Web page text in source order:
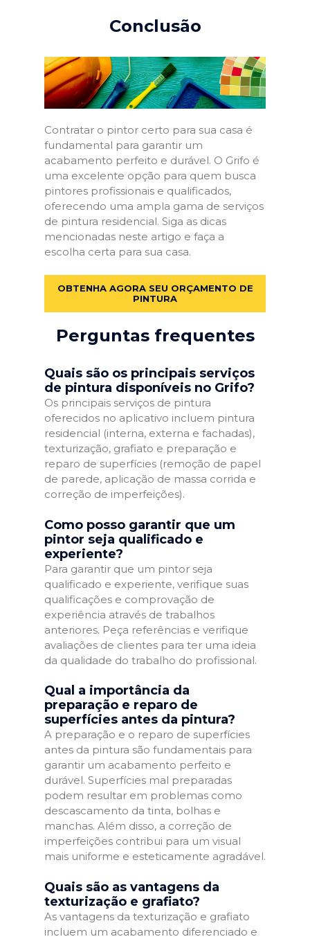
Conclusão
Contratar o pintor certo para sua casa é
fundamental para garantir um
acabamento perfeito e durável. O Grifo é
uma excelente opção para quem busca
pintores profissionais e qualificados,
oferecendo uma ampla gama de serviços
de pintura residencial. Siga as dicas
mencionadas neste artigo e faça a
escolha certa para sua casa.
OBTENHA AGORA SEU ORÇAMENTO DE
PINTURA
Perguntas frequentes
Quais são os principais serviços
de pintura disponíveis no Grifo?
Os principais serviços de pintura
oferecidos no aplicativo incluem pintura
residencial (interna, externa e fachadas),
texturização, grafiato e preparação e
reparo de superfícies (remoção de papel
de parede, aplicação de massa corrida e
correção de imperfeições).
Como posso garantir que um
pintor seja qualificado e
experiente?
Para garantir que um pintor seja
qualificado e experiente, verifique suas
qualificações e comprovação de
experiência através de trabalhos
anteriores. Peça referências e verifique
avaliações de clientes para ter uma ideia
da qualidade do trabalho do profissional.
Qual a importância da
preparação e reparo de
superfícies antes da pintura?
A preparação e o reparo de superfícies
antes da pintura são fundamentais para
garantir um acabamento perfeito e
durável. Superfícies mal preparadas
podem resultar em problemas como
descascamento da tinta, bolhas e
manchas. Além disso, a correção de
imperfeições contribui para um visual
mais uniforme e esteticamente agradável.
Quais são as vantagens da
texturização e grafiato?
As vantagens da texturização e grafiato
incluem um acabamento diferenciado e